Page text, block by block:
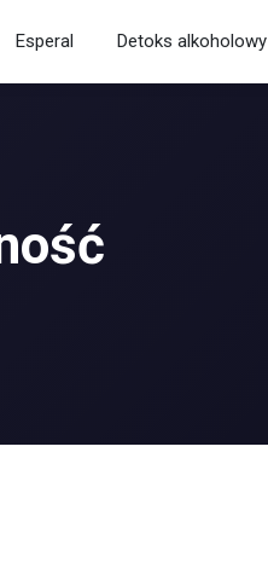
Esperal Detoks alkoholowy